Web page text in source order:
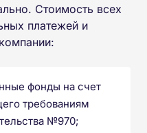
Стоимость всех
платежей и
фонды на счет
требованиям
№970;